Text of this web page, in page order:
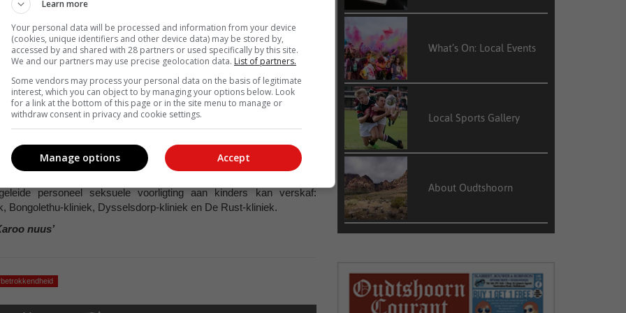
voorkoming van tiener-swangerskap. Skole, gesondheidsorg-
omvattende seksuele opvoeding en ondersteuningsdienste vir
die bemagtiging van jong mense, soos loopbaanvoorligting en
tienerswangerskap te verminder.
poging van ouers, gemeenskappe en beleidmakers. Deur
gesonde keuses te ondersteun, kan ouers hul tieners help om
ons 'n toekoms skep waar elke jong persoon die geleentheid het
personeel seksuele voorligting aan kinders kan verskaf:
Bongolethu-kliniek, Dysselsdorp-kliniek en De Rust-kliniek.
nuus’
What’s On: Local Events
Local Sports Gallery
About Oudtshoorn
Learn more
Your personal data will be processed and information from your device
(cookies, unique identifiers and other device data) may be stored by,
accessed by and shared with 28 partners or used specifically by this site.
We and our partners may use precise geolocation data. List of partners.
Some vendors may process your personal data on the basis of legitimate
interest, which you can object to by managing your options below. Look
for a link at the bottom of this page or in the site menu to manage or
withdraw consent in privacy and cookie settings.
Accept
Manage options